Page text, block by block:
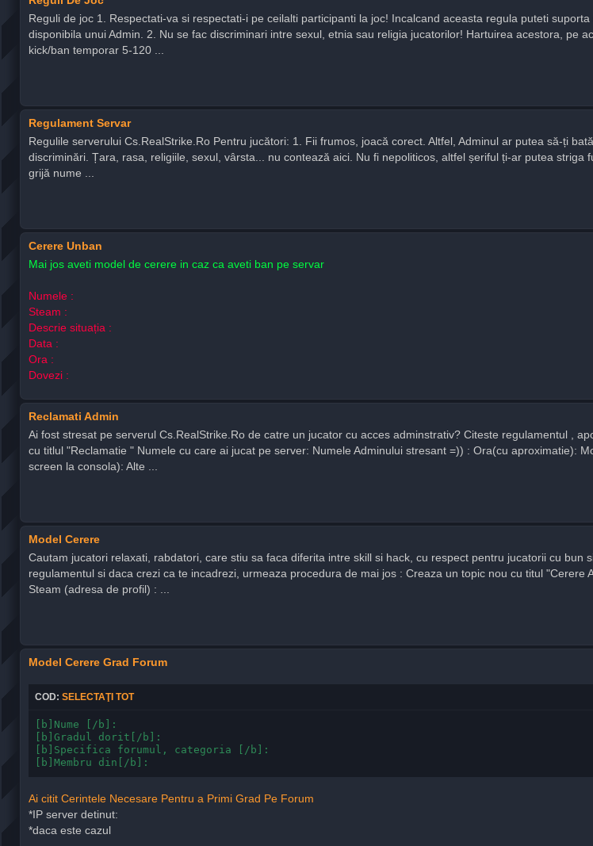
Reguli de joc 1. Respectati-va si respectati-i pe ceilalti participanti la joc! Incalcand aceasta regula puteti
disponibila unui Admin. 2. Nu se fac discriminari intre sexul, etnia sau religia jucatorilor! Hartuirea acestora, pe
kick/ban temporar 5-120 ...
Regulament Servar
Regulile serverului Cs.RealStrike.Ro Pentru jucători: 1. Fii frumos, joacă corect. Altfel, Adminul ar putea să-ți
discriminări. Țara, rasa, religiile, sexul, vârsta... nu contează aici. Nu fi nepoliticos, altfel șeriful ți-ar putea striga
grijă nume ...
Cerere Unban
Mai jos aveti model de cerere in caz ca aveti ban pe servar
Numele :
Steam :
Descrie situația :
Data :
Ora :
Dovezi :
Reclamati Admin
Ai fost stresat pe serverul Cs.RealStrike.Ro de catre un jucator cu acces adminstrativ? Citeste regulamentul ,
cu titlul "Reclamatie " Numele cu care ai jucat pe server: Numele Adminului stresant =)) : Ora(cu aproximatie):
screen la consola): Alte ...
Model Cerere
Cautam jucatori relaxati, rabdatori, care stiu sa faca diferita intre skill si hack, cu respect pentru jucatorii cu bun
regulamentul si daca crezi ca te incadrezi, urmeaza procedura de mai jos : Creaza un topic nou cu titul "Cerere
Steam (adresa de profil) : ...
Model Cerere Grad Forum
COD: SELECTAŢI TOT
[b]Nume [/b]:
[b]Gradul dorit[/b]:
[b]Specifica forumul, categoria [/b]:
[b]Membru din[/b]:
Ai citit Cerintele Necesare Pentru a Primi Grad Pe Forum
*IP server detinut:
*daca este cazul